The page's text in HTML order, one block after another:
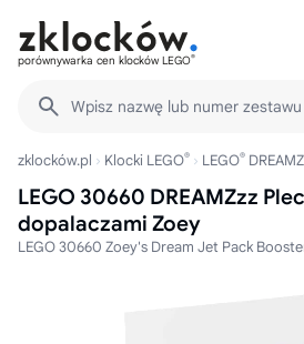
porównywarka cen klocków LEGO®
Wpisz nazwę lub numer zestawu
zklocków.pl Klocki LEGO® LEGO®
LEGO 30660 DREAMZzz
dopalaczami Zoey
LEGO 30660 Zoey's Dream Jet Pack